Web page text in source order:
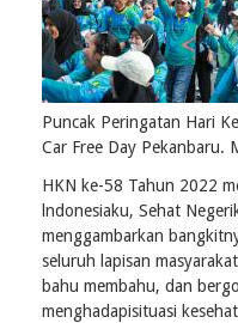
Puncak Peringatan Hari
Car Free Day Pekanbaru.
HKN ke-58 Tahun 2022
lndonesiaku, Sehat
menggambarkan
seluruh lapisan
bahu membahu, dan
menghadapisituasi